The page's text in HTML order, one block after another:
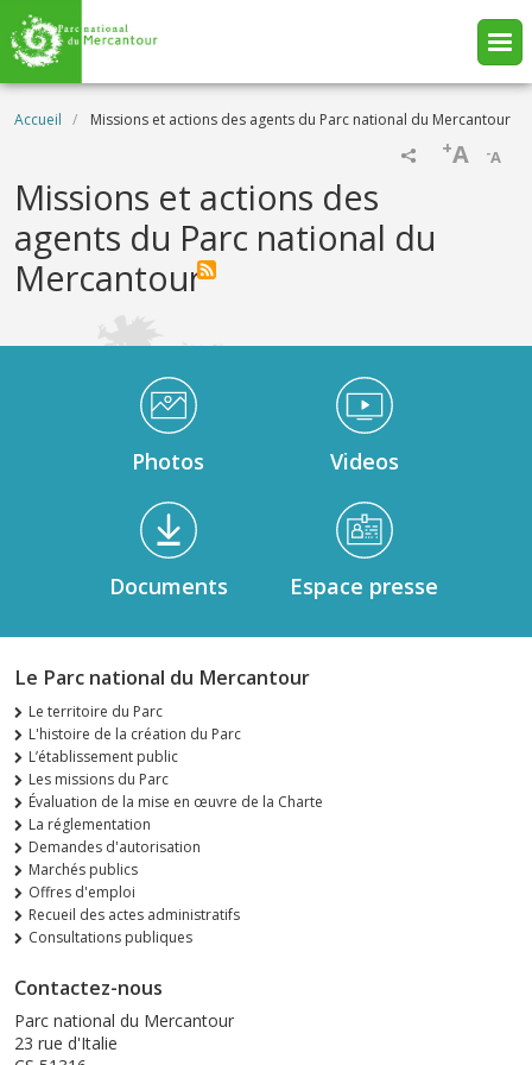
Aller au contenu principal
Fil d'Ariane
Accueil Missions et actions des agents du Parc national du Mercantour
-A
+A
Missions et actions des
agents du Parc national du
Mercantour
Médiathèque Footer
Photos Videos
Documents Espace presse
Le Parc national du Mercantour
Le territoire du Parc
L'histoire de la création du Parc
L’établissement public
Les missions du Parc
Évaluation de la mise en œuvre de la Charte
La réglementation
Demandes d'autorisation
Marchés publics
Offres d'emploi
Recueil des actes administratifs
Consultations publiques
Contactez-nous
Parc national du Mercantour
23 rue d'Italie